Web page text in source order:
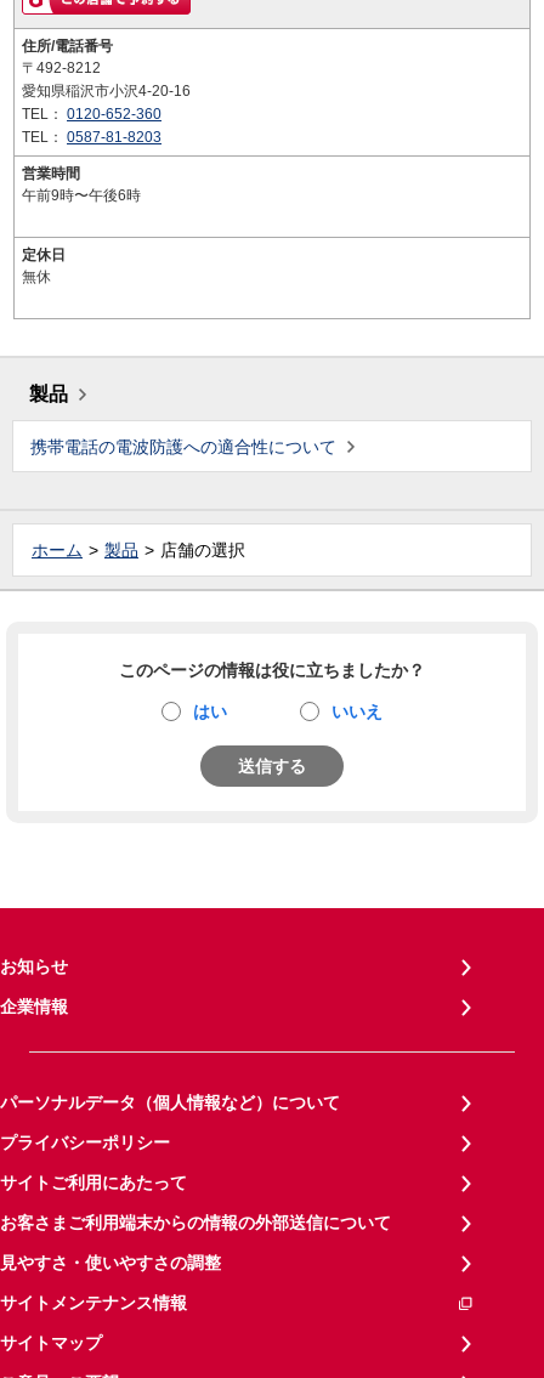
住所/電話番号
〒492-8212
愛知県稲沢市小沢4-20-16
TEL： 0120-652-360
TEL： 0587-81-8203
営業時間
午前9時〜午後6時
定休日
無休
製品
携帯電話の電波防護への適合性について
ホーム 製品 店舗の選択
このページの情報は役に立ちましたか？
はい いいえ
送信する
お知らせ
企業情報
パーソナルデータ（個人情報など）について
プライバシーポリシー
サイトご利用にあたって
お客さまご利用端末からの情報の外部送信について
見やすさ・使いやすさの調整
サイトメンテナンス情報
サイトマップ